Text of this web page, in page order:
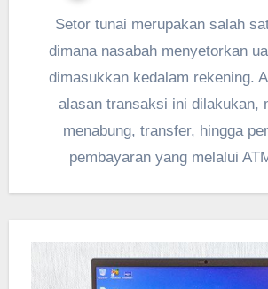
Setor tunai merupakan salah satu transaksi
dimana nasabah menyetorkan
dimasukkan kedalam rekening.
alasan transaksi ini dilakukan,
menabung, transfer, hingga
pembayaran yang melalui